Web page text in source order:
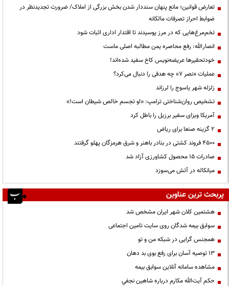
تعارض قوانین؛ مانع پنهان سنددار شدن بخش بزرگی از املاک/ ضرورت تجدیدنظر در
ضوابط احراز تصرفات مالکانه
تخم‌مرغ‌هایی که در مرز پوسیدند تا اقتدار اداری اثبات شود
انصارالله: رفع محاصره یمن مطالبه اصلی ماست
خودتحقیرها عریضه‌نویس کاخ سفید شده‌اند!
عملیات «نصر ۷» چه هدفی را دنبال می‌کرد؟
زلزله شهر یاسوج را لرزاند
تشخیص روان‌شناختی ترامپ: «او تجسم خالص شیطان است!»
آمریکا ویزای سفیر برزیل را باطل کرد
۲ گزینه صنعا برای ریاض
۴۵۰۰ فروند کشتی در بنادر باهنر و شرق هرمزگان پهلو گرفتند
صادرات ۱۵ محصول کشاورزی آزاد شد
میانکاله در آتش می‌سوزد
پربحث ترین عناوین
هشتمین کلان شهر ایران مشخص شد
سوابق بیمه شدگان روی سایت تامین اجتماعی
همجنس گرایی در شبکه من و تو
13 توصیه آسان برای رفع بوی بد دهان
مشاهده سامانه آنلاين سوابق بیمه
حكم آيت‌الله مكارم درباره شاهين نجفي